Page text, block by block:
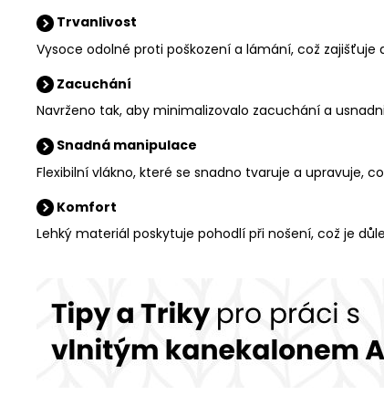
Trvanlivost
Vysoce odolné proti poškození a lámání, což zajišťuje
Zacuchání
Navrženo tak, aby minimalizovalo zacuchání a
Snadná manipulace
Flexibilní vlákno, které se snadno tvaruje a upravuje,
Komfort
Lehký materiál poskytuje pohodlí při nošení, což je